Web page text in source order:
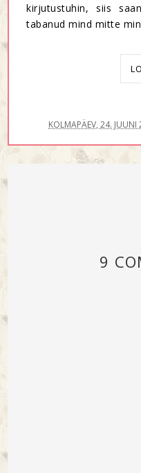
kirjutustuhin, siis
tabanud mind mitte
KOLMAPÄEV, 24. JUUNI
9